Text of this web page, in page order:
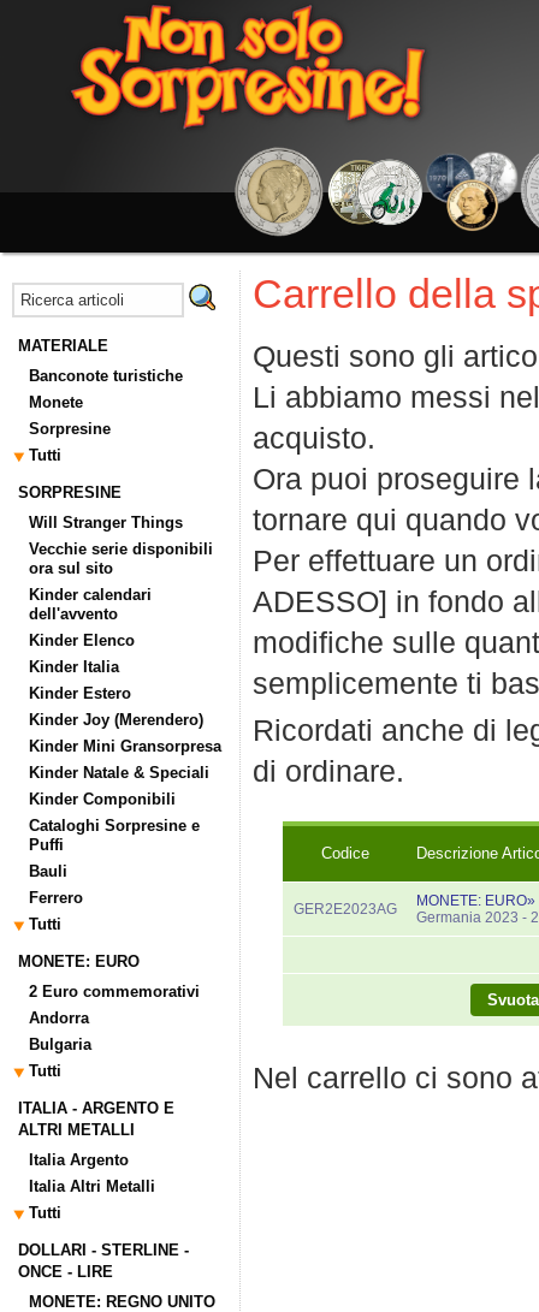
MATERIALE
Banconote turistiche
Monete
Sorpresine
Tutti
SORPRESINE
Will Stranger Things
Vecchie serie disponibili
ora sul sito
Kinder calendari
dell'avvento
Kinder Elenco
Kinder Italia
Kinder Estero
Kinder Joy (Merendero)
Kinder Mini Gransorpresa
Kinder Natale & Speciali
Kinder Componibili
Cataloghi Sorpresine e
Puffi
Bauli
Ferrero
Tutti
MONETE: EURO
2 Euro commemorativi
Andorra
Bulgaria
Tutti
ITALIA - ARGENTO E
ALTRI METALLI
Italia Argento
Italia Altri Metalli
Tutti
DOLLARI - STERLINE -
ONCE - LIRE
MONETE: REGNO UNITO
Carrello della
Questi sono gli
Li abbiamo messi
acquisto.
Ora puoi proseguire
tornare qui quando
Per effettuare un
ADESSO] in fondo
modifiche sulle
semplicemente ti
Ricordati anche di
di ordinare.
Codice Descrizione
GER2E2023AG
MONETE:
Germania 2023 -
Nel carrello ci sono